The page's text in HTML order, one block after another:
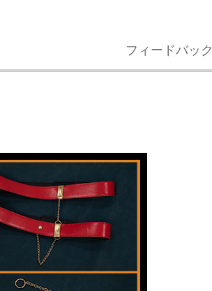
フィードバック